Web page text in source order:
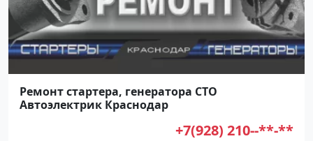
Ремонт стартера, генератора СТО
Автоэлектрик Краснодар
+7(928) 210--**-**